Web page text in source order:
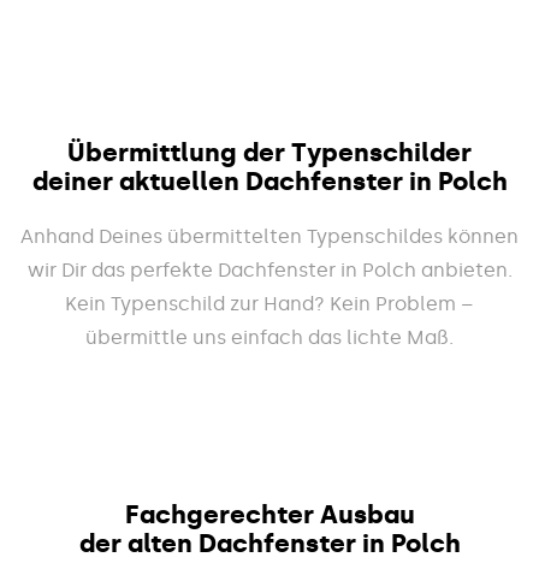
Übermittlung der Typenschilder
deiner aktuellen Dachfenster in Polch
Anhand Deines übermittelten Typenschildes können
wir Dir das perfekte Dachfenster in Polch anbieten.
Kein Typenschild zur Hand? Kein Problem –
übermittle uns einfach das lichte Maß.
Fachgerechter Ausbau
der alten Dachfenster in Polch